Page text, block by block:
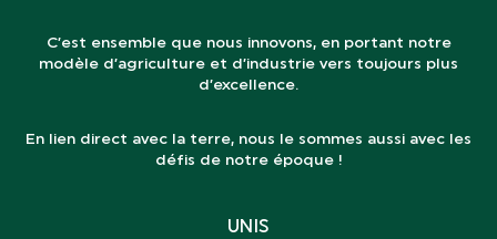
C’est ensemble que nous innovons, en portant notre
modèle d’agriculture et d’industrie vers toujours plus
d’excellence.
En lien direct avec la terre, nous le sommes aussi avec les
défis de notre époque !
UNIS